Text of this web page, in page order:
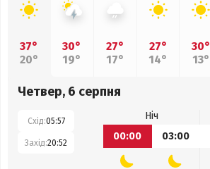
37°
20°
30°
19°
27°
17°
27°
14°
30°
13°
Четвер, 6 серпня
Схід:05:57
Захід:20:52
Ніч
00:00
03:00